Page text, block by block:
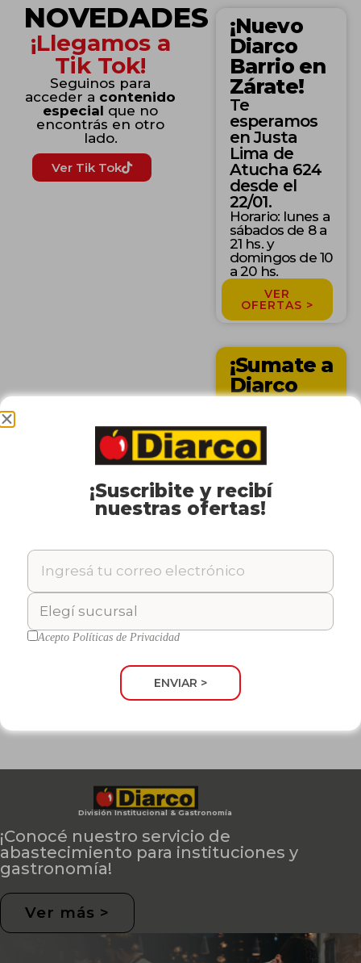
NOVEDADES
¡Llegamos a
Tik Tok!
Seguinos para
acceder a contenido
especial que no
encontrás en otro
lado.
Ver Tik Tok
¡Nuevo
Diarco
Barrio en
Zárate!
Te
esperamos
en Justa
Lima de
Atucha 624
desde el
22/01.
Horario: lunes a
sábados de 8 a
21 hs. y
domingos de 10
a 20 hs.
VER
OFERTAS >
¡Sumate a
Diarco
Accedé
completamente
gratis a precios
y descuentos
exclusivos. ¡Sin
tarjetas! Sólo
con DNI en
VER MÁS >
Descubrí nuestras Marcas
Propias
¡La más amplia variedad de
productos!
División Institucional & Gastronomía
¡Conocé nuestro servicio de
abastecimiento para instituciones y
gastronomía!
Ver más >
¡Suscribite y recibí
nuestras ofertas!
Acepto Políticas de Privacidad
ENVIAR >